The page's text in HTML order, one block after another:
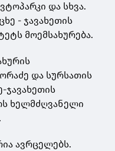
და სხვა.
- ჯავახეთის
მოემსახურება.
და სურსათის
ჯავახეთის
ხელმძღვანელი
ავრცელებს.